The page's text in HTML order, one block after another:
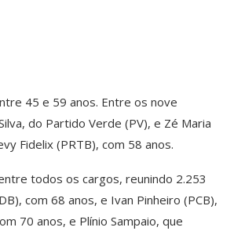
45 e 59 anos. Entre os nove
do Partido Verde (PV), e Zé Maria
Fidelix (PRTB), com 58 anos.
todos os cargos, reunindo 2.253
com 68 anos, e Ivan Pinheiro (PCB),
70 anos, e Plínio Sampaio, que